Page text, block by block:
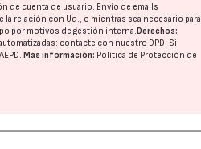
de cuenta de usuario. Envío de emails
la relación con Ud., o mientras sea necesario para
por motivos de gestión interna.Derechos:
contacte con nuestro DPD. Si
AEPD.Más información: Política de Protección de